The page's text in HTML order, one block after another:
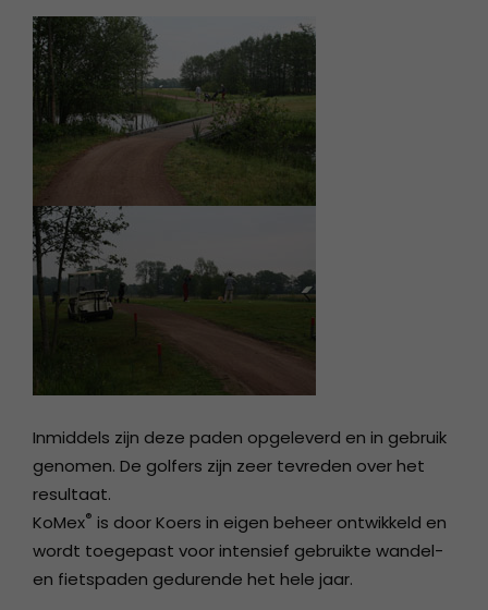
Inmiddels zijn deze paden opgeleverd en in gebruik
genomen. De golfers zijn zeer tevreden over het
resultaat.
KoMex® is door Koers in eigen beheer ontwikkeld en
wordt toegepast voor intensief gebruikte wandel-
en fietspaden gedurende het hele jaar.